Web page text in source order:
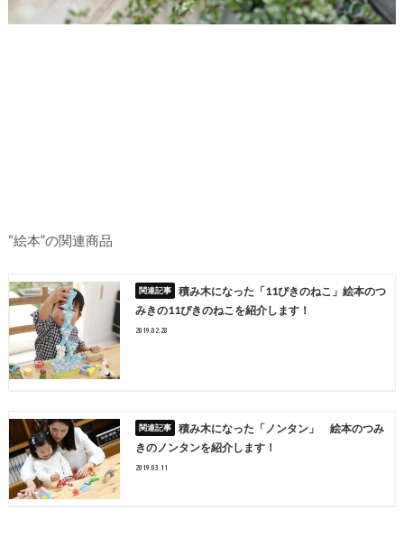
“絵本”の関連商品
積み木になった「11ぴきのねこ」絵本のつ
みきの11ぴきのねこを紹介します！
2019.02.28
積み木になった「ノンタン」 絵本のつみ
きのノンタンを紹介します！
2019.03.11